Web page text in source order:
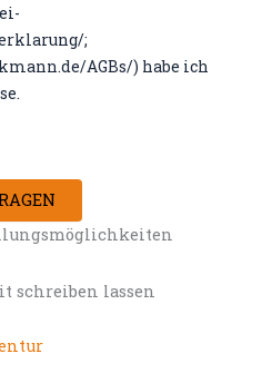
;
AGBs/) habe ich